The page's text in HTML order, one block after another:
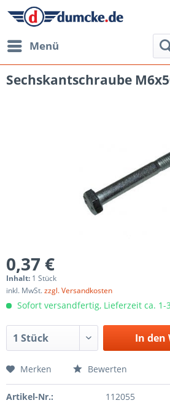
Menü
Sechskantschraube
0,37 €
Inhalt: 1 Stück
inkl. MwSt.zzgl. Versandkosten
Sofort versandfertig, Lieferzeit ca. 1-
In den
Merken Bewerten
Artikel-Nr.: 112055